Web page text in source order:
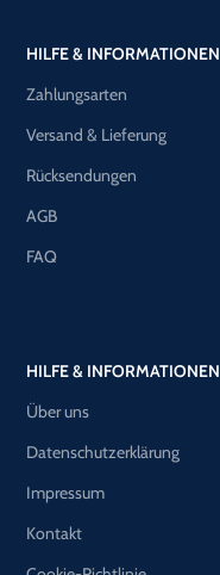
HILFE & INFORMATIONEN
Zahlungsarten
Versand & Lieferung
Rücksendungen
AGB
FAQ
HILFE & INFORMATIONEN
Über uns
Datenschutzerklärung
Impressum
Kontakt